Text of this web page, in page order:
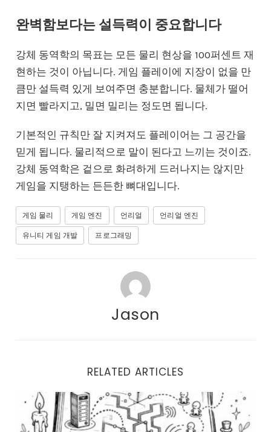
완벽함보다는 설득력이 중요합니다
강체 동역학의 목표는 모든 물리 현상을 100퍼센트 재
현하는 것이 아닙니다. 게임 플레이에 지장이 없을 만
큼만 설득력 있게 보여주면 충분합니다. 물체가 떨어
지면 빨라지고, 밀면 밀리는 정도면 됩니다.
기본적인 규칙만 잘 지켜져도 플레이어는 그 공간을
믿게 됩니다. 물리적으로 말이 된다고 느끼는 것이죠.
강체 동역학은 겉으로 화려하게 드러나지는 않지만
게임을 지탱하는 든든한 뼈대입니다.
게임 물리 게임 엔진 언리얼 언리얼 엔진
유니티 게임 개발 프로그래밍
Jason
RELATED ARTICLES
UE5 네트워크 소스코드 분석을 시작하기 전에 알아야 할